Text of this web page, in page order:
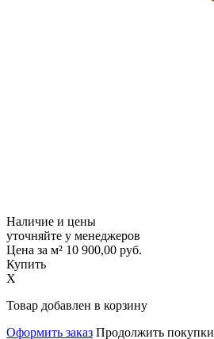
Наличие и цены
уточняйте у менеджеров
Цена за м² 10 900,00 руб.
Купить
X
Товар добавлен в корзину
Оформить заказ Продолжить покупки